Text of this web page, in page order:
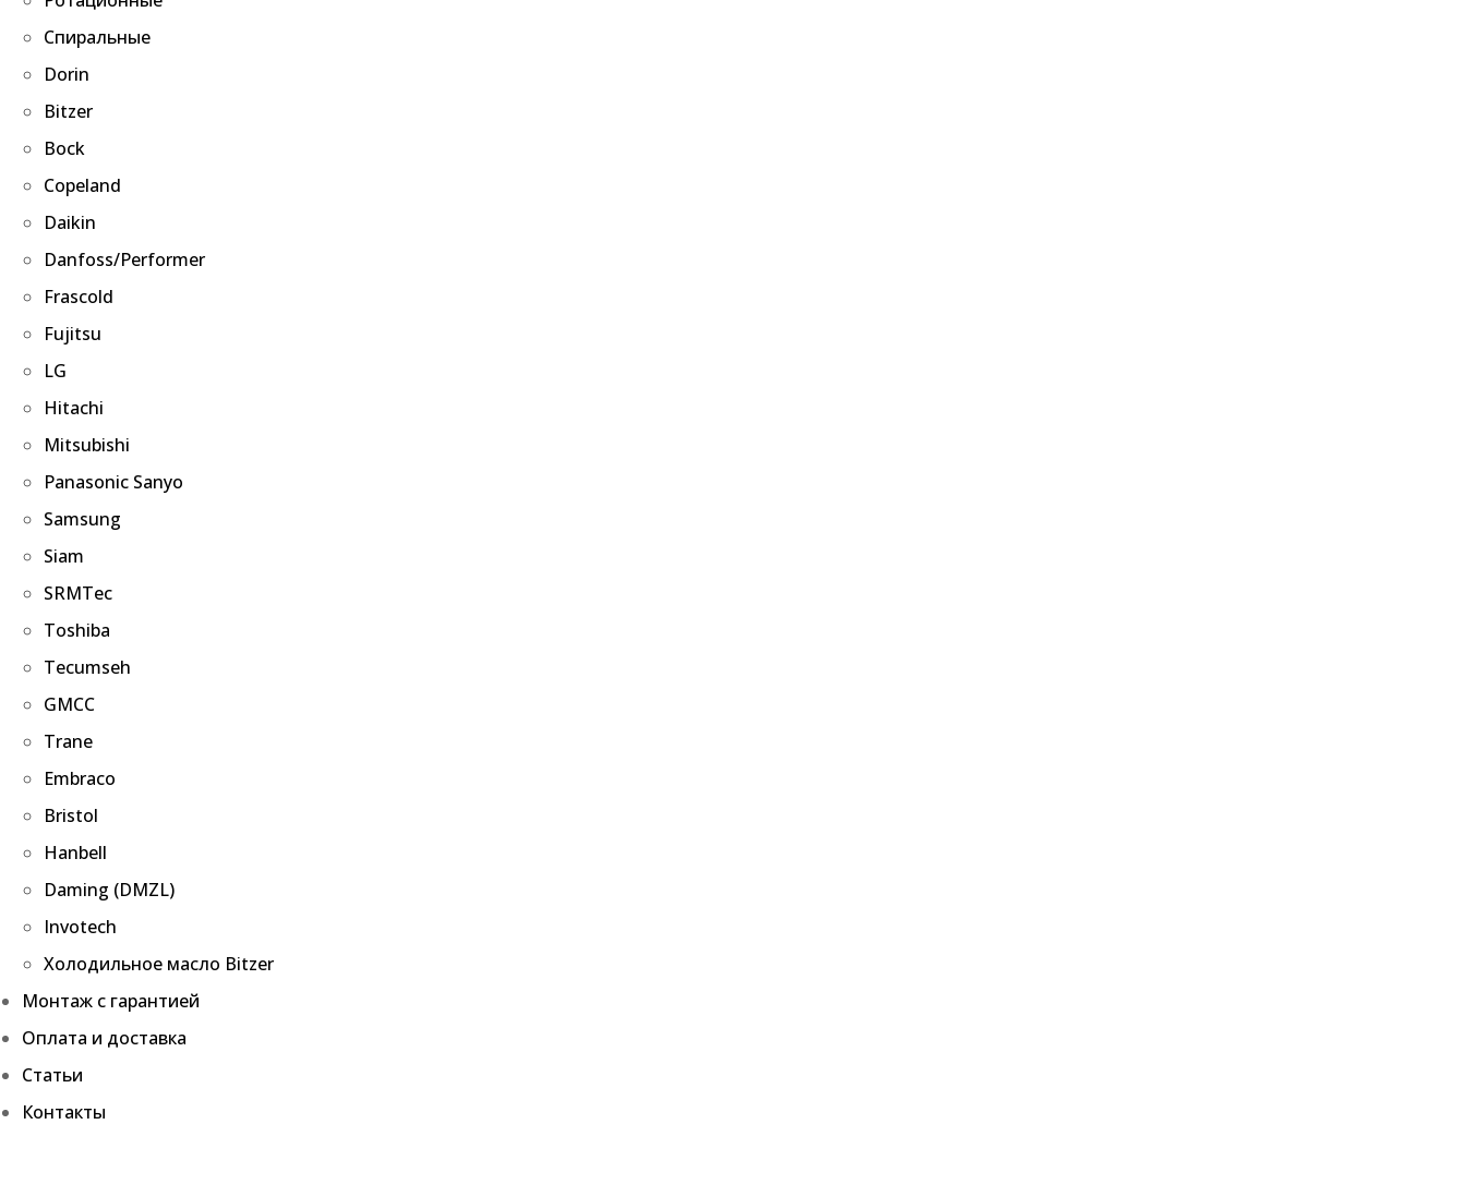
Спиральные
Dorin
Bitzer
Bock
Copeland
Daikin
Danfoss/Performer
Frascold
Fujitsu
LG
Hitachi
Mitsubishi
Panasonic Sanyo
Samsung
Siam
SRMTec
Toshiba
Tecumseh
GMCC
Trane
Embraco
Bristol
Hanbell
Daming (DMZL)
Invotech
Холодильное масло Bitzer
Монтаж с гарантией
Оплата и доставка
Статьи
Контакты